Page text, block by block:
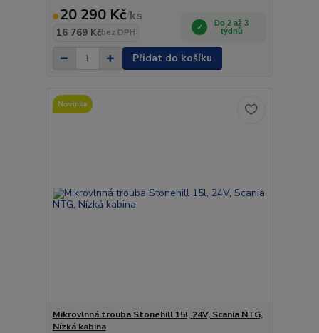
20 290 Kč/ks
16 769 Kčbez DPH
Do 2 až 3
týdnů
Přidat do košíku
Novinka
Mikrovlnná trouba Stonehill 15l, 24V, Scania NTG,
Nízká kabina